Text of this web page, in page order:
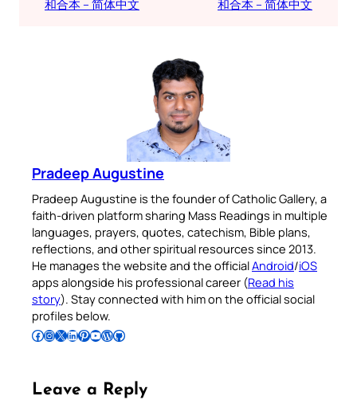
和合本 – 简体中文
和合本 – 简体中文
Pradeep Augustine
Pradeep Augustine is the founder of Catholic Gallery, a
faith-driven platform sharing Mass Readings in multiple
languages, prayers, quotes, catechism, Bible plans,
reflections, and other spiritual resources since 2013.
He manages the website and the officialAndroid/iOS
apps alongside his professional career (Read his
story). Stay connected with him on the official social
profiles below.
Follow Pradeep on Facebook Follow Pradeep on InstagramFollow Pradeep on X Follow Pradeep on LinkedIn Follow Pradeep on Pinterest Subscribe to Pradeep’s Youtube Channel Follow Pradeep on WordPress Follow Pradeep on GitHub
Leave a Reply